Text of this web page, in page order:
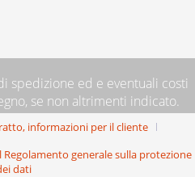
spedizione ed e eventuali costi
se non altrimenti indicato.
informazioni per il cliente
generale sulla protezione
dati